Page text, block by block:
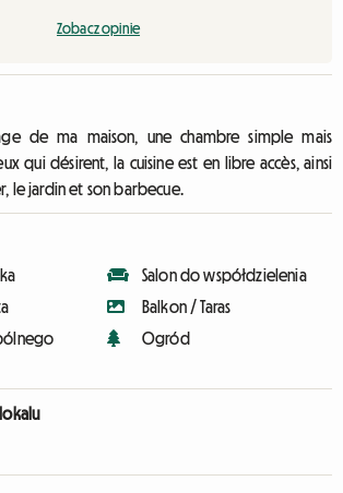
Zobacz opinie
de ma maison, une chambre simple mais
qui désirent, la cuisine est en libre accès, ainsi
le jardin et son barbecue.
Salon do współdzielenia
Balkon / Taras
Ogród